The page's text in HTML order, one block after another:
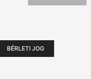
BÉRLETI JOG